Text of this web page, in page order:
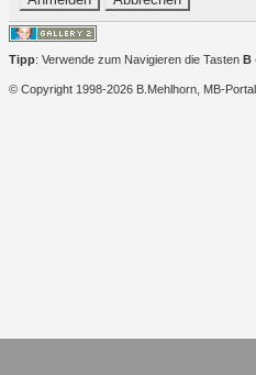
Tipp: Verwende zum Navigieren die Tasten B
© Copyright 1998-2026 B.Mehlhorn, MB-